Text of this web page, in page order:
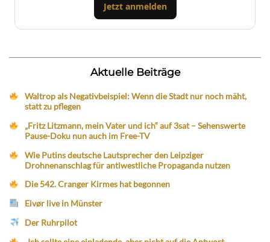
Jetzt anmelden
Aktuelle Beiträge
Waltrop als Negativbeispiel: Wenn die Stadt nur noch mäht,
statt zu pflegen
„Fritz Litzmann, mein Vater und ich“ auf 3sat – Sehenswerte
Pause-Doku nun auch im Free-TV
Wie Putins deutsche Lautsprecher den Leipziger
Drohnenanschlag für antiwestliche Propaganda nutzen
Die 542. Cranger Kirmes hat begonnen
Eivør live in Münster
Der Ruhrpilot